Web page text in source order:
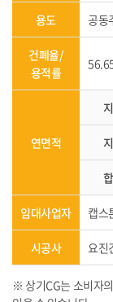
용도 공동
건폐율/
용적률
연면적
임대사업자 캡스
시공사 요진
※ 상기CG는 소비자